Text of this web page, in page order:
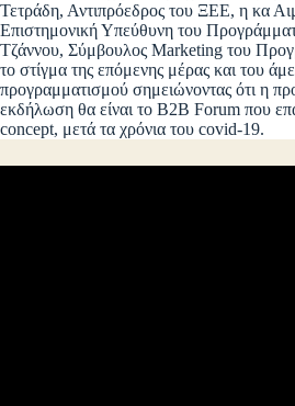
Τετράδη, Αντιπρόεδρος του ΞΕΕ, η κα
Επιστημονική Υπεύθυνη του
Τζάννου, Σύμβουλος Marketing του
το στίγμα της επόμενης μέρας και του
προγραμματισμού σημειώνοντας ότι η
εκδήλωση θα είναι το B2B Forum που
concept, μετά τα χρόνια του covid-19.